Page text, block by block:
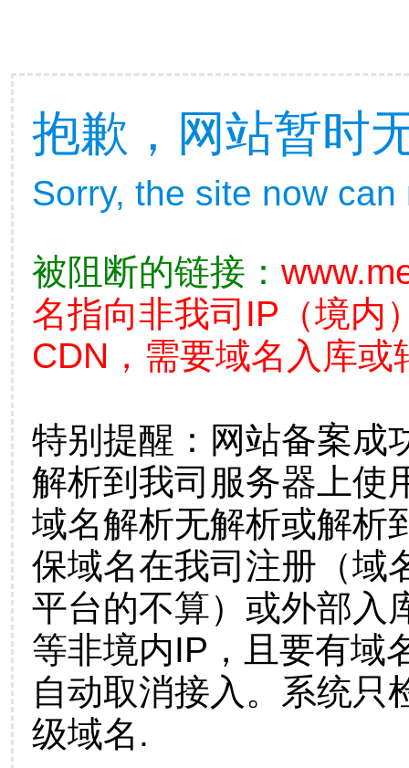
抱歉，网站暂时
Sorry, the site now
被阻断的链接：
名指向非我司IP（境内
CDN，需要域名入库或
特别提醒：网站备案成
解析到我司服务器上使
域名解析无解析或解析
保域名在我司注册（域
平台的不算）或外部入
等非境内IP，且要有域
自动取消接入。系统只
级域名.